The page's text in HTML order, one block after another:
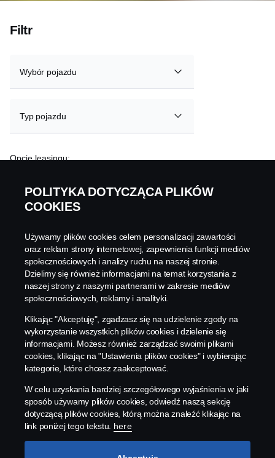
Filtr
Opcje leasingu:
Leasing operacyjny
gwarancją odkupu RVG
Silnik Scania Super 11
Ta sama moc – różne zastosowania. Od transportu
regionalnego po operacje specjalistyczne, Super 11
został zaprojektowany z myślą o wszechstronności i
precyzji.
Znajdź właściwy
pojazd
POLITYKA DOTYCZĄCA PLIKÓW
COOKIES
Używamy plików cookies celem personalizacji zawartości
oraz reklam strony internetowej, zapewnienia funkcji mediów
społecznościowych i analizy ruchu na naszej stronie.
Dzielimy się również informacjami na temat korzystania z
naszej strony z naszymi partnerami w zakresie mediów
społecznościowych, reklamy i analityki.
Klikając "Akceptuję", zgadzasz się na udzielenie zgody na
wykorzystanie wszystkich plików cookies i dzielenie się
informacjami. Możesz również zarządzać swoimi plikami
cookies, klikając na "Ustawienia plików cookies" i wybierając
kategorie, które chcesz zaakceptować.
W celu uzyskania bardziej szczegółowego wyjaśnienia w jaki
sposób używamy plików cookies, odwiedź naszą sekcję
dotyczącą plików cookies, którą można znaleźć klikając na
link poniżej tego tekstu. here